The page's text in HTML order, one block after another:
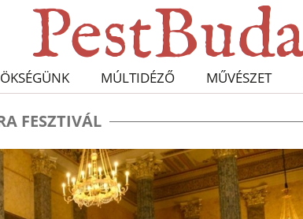
MÚLTIDÉZŐ MŰVÉSZET
FESZTIVÁL